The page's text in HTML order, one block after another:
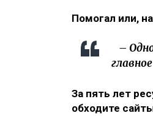
Помогал или,
–
За пять лет
обходите